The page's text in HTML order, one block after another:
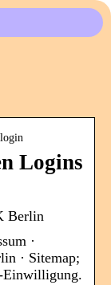
Logins
Berlin
·
· Sitemap;
Einwilligung.